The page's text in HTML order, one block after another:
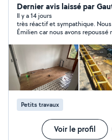
placo, petite plomberie et
objectif : fournir un travail
vos attentes, avec un suivi
conseils adaptés.
Dernier avis laissé par
Il y a 14 jours
très réactif et sympathique.
Émilien car nous avons
Petits travaux
Voir le profil